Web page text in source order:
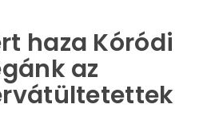
haza Kóródi
az